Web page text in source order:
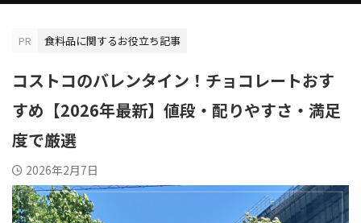
PR 食料品に関するお役立ち記事
コストコのバレンタイン！チョコレートおす
すめ【2026年最新】値段・配りやすさ・満足
度で厳選
2026年2月7日